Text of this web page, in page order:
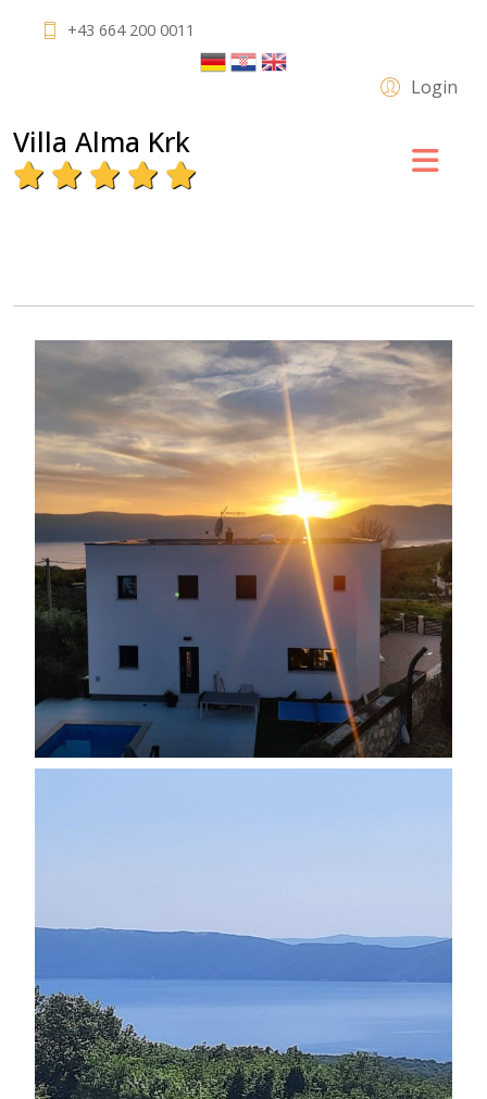
+43 664 200 0011
Login
Villa Alma Krk